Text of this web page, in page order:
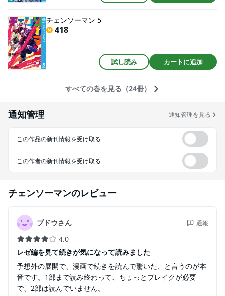
チェンソーマン 5
418
試し読み カートに追加
すべての巻を見る（24冊）
通知管理 通知管理を見る
この作品の新刊情報を受け取る
この作者の新刊情報を受け取る
チェンソーマンのレビュー
ブドウさん 通報
4.0
レゼ編を見て続きが気になって読みました
予想外の展開で、漫画で続きを読んで驚いた、と言うのが本
音です。1部まで読み終わって、ちょっとブレイクが必要
で、2部は読んでいません。